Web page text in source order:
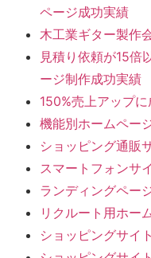
ページ成功実績
木工業ギター製作
見積り依頼が15倍
ージ制作成功実績
150%売上アップ
機能別ホームペー
ショッピング通販
スマートフォンサ
ランディングペー
リクルート用ホー
ショッピングサイ